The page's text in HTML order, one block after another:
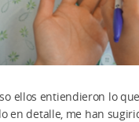
ellos entiendieron lo
detalle, me han